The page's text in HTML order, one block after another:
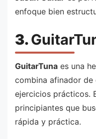
enfoque bien
3.
GuitarTuna es una
combina afinador de
ejercicios prácticos.
principiantes que
rápida y práctica.